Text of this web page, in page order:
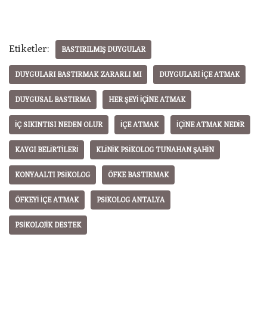
Etiketler: BASTIRILMIŞ DUYGULAR
DUYGULARI BASTIRMAK ZARARLI MI DUYGULARI IÇE ATMAK
DUYGUSAL BASTIRMA HER ŞEYI IÇINE ATMAK
IÇ SIKINTISI NEDEN OLUR IÇE ATMAK IÇINE ATMAK NEDIR
KAYGI BELIRTILERI KLINIK PSIKOLOG TUNAHAN ŞAHIN
KONYAALTI PSIKOLOG ÖFKE BASTIRMAK
ÖFKEYI IÇE ATMAK PSIKOLOG ANTALYA
PSIKOLOJIK DESTEK